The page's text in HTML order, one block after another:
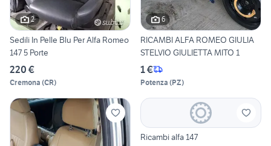
2
Sedili In Pelle Blu Per Alfa Romeo
147 5 Porte
220 €
Cremona (CR)
6
RICAMBI ALFA ROMEO GIULIA
STELVIO GIULIETTA MITO 1
1 €
Potenza (PZ)
Ricambi alfa 147